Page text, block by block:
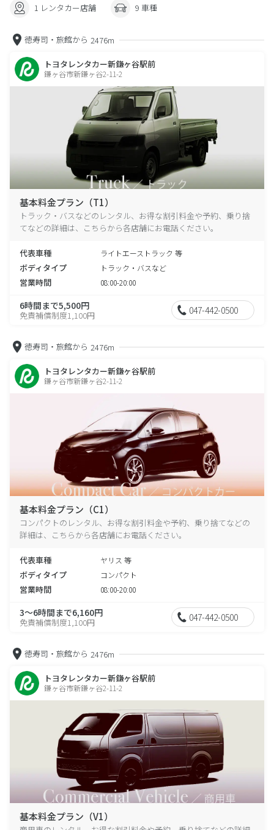
1 レンタカー店舗 9 車種
徳寿司・旅館から 2476m
トヨタレンタカー新鎌ヶ谷駅前
鎌ヶ谷市新鎌ヶ谷2-11-2
基本料金プラン（T1）
トラック・バスなどのレンタル、お得な割引料金や予約、乗り捨
てなどの詳細は、こちらから各店舗にお電話ください。
代表車種 ライトエーストラック 等
ボディタイプ トラック・バスなど
営業時間 08:00-20:00
6時間まで5,500円
免責補償制度1,100円 047-442-0500
徳寿司・旅館から 2476m
トヨタレンタカー新鎌ヶ谷駅前
鎌ヶ谷市新鎌ヶ谷2-11-2
基本料金プラン（C1）
コンパクトのレンタル、お得な割引料金や予約、乗り捨てなどの
詳細は、こちらから各店舗にお電話ください。
代表車種 ヤリス 等
ボディタイプ コンパクト
営業時間 08:00-20:00
3～6時間まで6,160円
免責補償制度1,100円 047-442-0500
徳寿司・旅館から 2476m
トヨタレンタカー新鎌ヶ谷駅前
鎌ヶ谷市新鎌ヶ谷2-11-2
基本料金プラン（V1）